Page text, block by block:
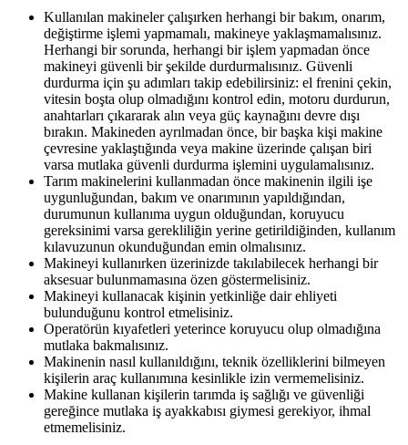
Kullanılan makineler çalışırken herhangi bir bakım, onarım,
değiştirme işlemi yapmamalı, makineye yaklaşmamalısınız.
Herhangi bir sorunda, herhangi bir işlem yapmadan önce
makineyi güvenli bir şekilde durdurmalısınız. Güvenli
durdurma için şu adımları takip edebilirsiniz: el frenini çekin,
vitesin boşta olup olmadığını kontrol edin, motoru durdurun,
anahtarları çıkararak alın veya güç kaynağını devre dışı
bırakın. Makineden ayrılmadan önce, bir başka kişi makine
çevresine yaklaştığında veya makine üzerinde çalışan biri
varsa mutlaka güvenli durdurma işlemini uygulamalısınız.
Tarım makinelerini kullanmadan önce makinenin ilgili işe
uygunluğundan, bakım ve onarımının yapıldığından,
durumunun kullanıma uygun olduğundan, koruyucu
gereksinimi varsa gerekliliğin yerine getirildiğinden, kullanım
kılavuzunun okunduğundan emin olmalısınız.
Makineyi kullanırken üzerinizde takılabilecek herhangi bir
aksesuar bulunmamasına özen göstermelisiniz.
Makineyi kullanacak kişinin yetkinliğe dair ehliyeti
bulunduğunu kontrol etmelisiniz.
Operatörün kıyafetleri yeterince koruyucu olup olmadığına
mutlaka bakmalısınız.
Makinenin nasıl kullanıldığını, teknik özelliklerini bilmeyen
kişilerin araç kullanımına kesinlikle izin vermemelisiniz.
Makine kullanan kişilerin tarımda iş sağlığı ve güvenliği
gereğince mutlaka iş ayakkabısı giymesi gerekiyor, ihmal
etmemelisiniz.